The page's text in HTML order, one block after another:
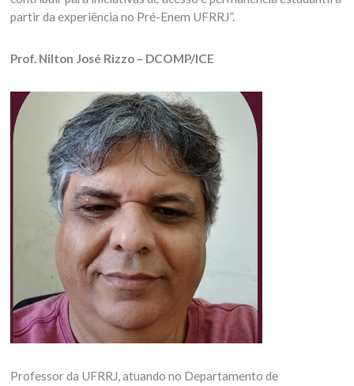
partir da experiência no Pré-Enem UFRRJ”.
Prof. Nilton José Rizzo – DCOMP/ICE
Professor da UFRRJ, atuando no Departamento de